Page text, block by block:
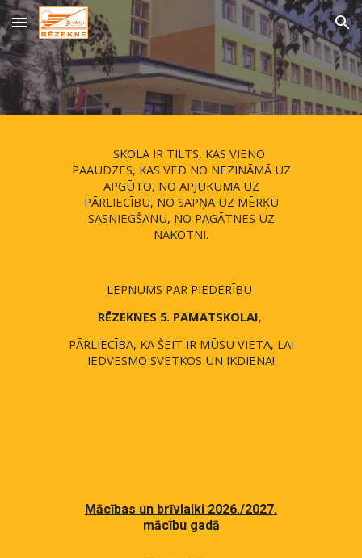
Skip to main content Skip to navigation
SKOLA IR TILTS, KAS VIENO
PAAUDZES, KAS VED NO NEZINĀMĀ UZ
APGŪTO, NO APJUKUMA UZ
PĀRLIECĪBU, NO SAPŅA UZ MĒRĶU
SASNIEGŠANU, NO PAGĀTNES UZ
NĀKOTNI.
LEPNUMS PAR PIEDERĪBU
RĒZEKNES 5. PAMATSKOLAI,
PĀRLIECĪBA, KA ŠEIT IR MŪSU VIETA, LAI
IEDVESMO SVĒTKOS UN IKDIENĀ!
Mācības un brīvlaiki 2026./2027.
mācību gadā